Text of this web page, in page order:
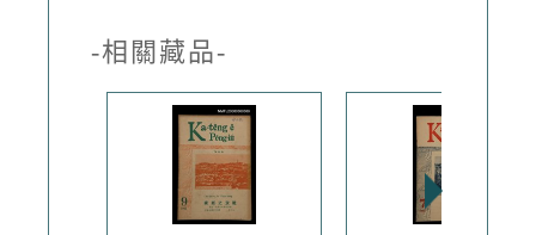
-相關藏品-